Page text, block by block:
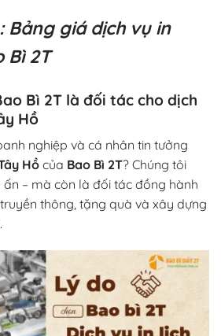
Bảng giá dịch vụ in
Bì 2T
Bì 2T là đối tác cho dịch
Hồ
nghiệp và cá nhân tin tưởng
Hồ của Bao Bì 2T? Chúng tôi
ấn – mà còn là đối tác đồng hành
thông, tặng quà và xây dựng